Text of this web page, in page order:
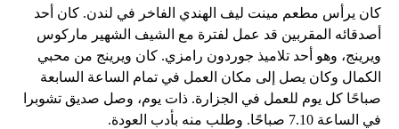
كان يرأس مطعم مينت ليف الهندي الفاخر في لندن. كان أحد
أصدقائه المقربين قد عمل لفترة مع الشيف الشهير ماركوس
ويرينج، وهو أحد تلاميذ جوردون رامزي. كان ويرينج من محبي
الكمال وكان يصل إلى مكان العمل في تمام الساعة السابعة
صباحًا كل يوم للعمل في الجزارة. ذات يوم، وصل صديق تشوبرا
في الساعة 7.10 صباحًا. وطلب منه بأدب العودة.